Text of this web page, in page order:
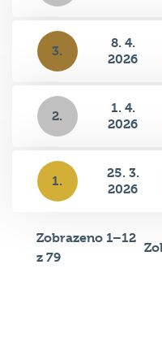
3.
8. 4.
2026
2.
1. 4.
2026
1.
25. 3.
2026
Zobrazeno 1–12
z 79